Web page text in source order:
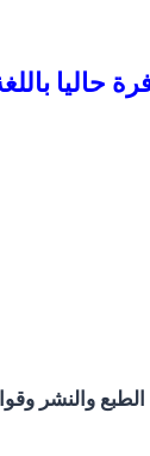
حاليا
وقوانين